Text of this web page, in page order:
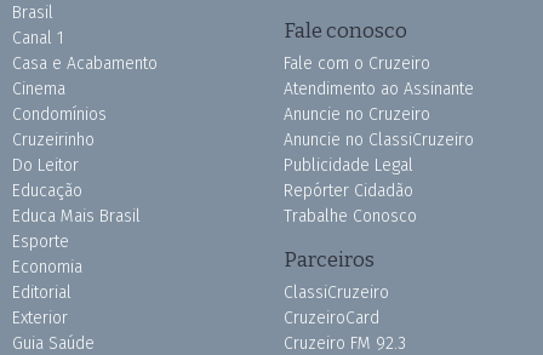
Brasil
Canal 1
Casa e Acabamento
Cinema
Condomínios
Cruzeirinho
Do Leitor
Educação
Educa Mais Brasil
Esporte
Economia
Editorial
Exterior
Guia Saúde
Fale conosco
Fale com o Cruzeiro
Atendimento ao Assinante
Anuncie no Cruzeiro
Anuncie no ClassiCruzeiro
Publicidade Legal
Repórter Cidadão
Trabalhe Conosco
Parceiros
ClassiCruzeiro
CruzeiroCard
Cruzeiro FM 92.3